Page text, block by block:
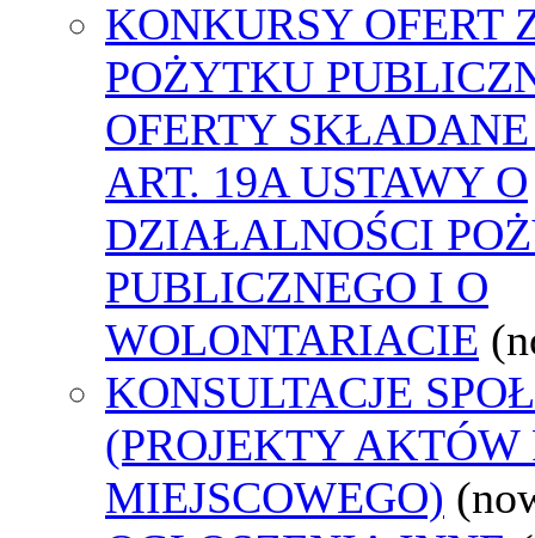
KONKURSY OFERT
POŻYTKU
OFERTY
ART. 19A USTAWY O
DZIAŁALNOŚCI
PUBLICZNEGO I O
WOLONTARIACIE
KONSULTACJE
(PROJEKTY AKTÓW
MIEJSCOWEGO)